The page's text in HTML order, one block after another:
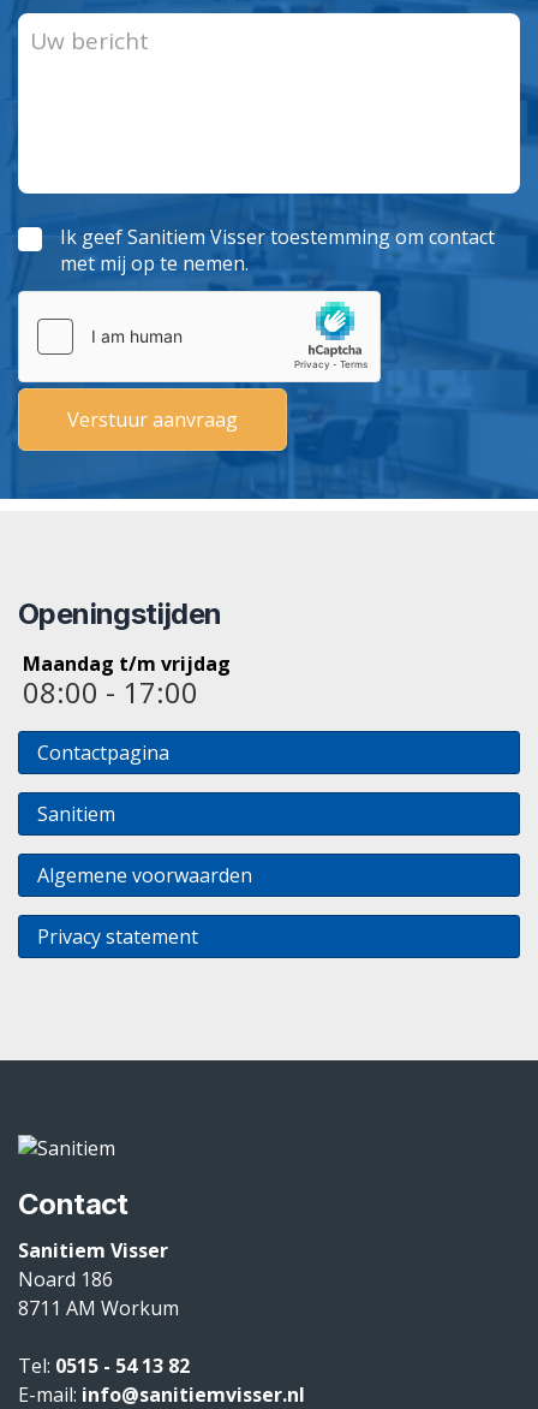
Ik geef Sanitiem Visser toestemming om contact
met mij op te nemen.
Openingstijden
Maandag t/m vrijdag
08:00 - 17:00
Contactpagina
Sanitiem
Algemene voorwaarden
Privacy statement
Contact
Sanitiem Visser
Noard 186
8711 AM Workum
Tel: 0515 - 54 13 82
E-mail: info@sanitiemvisser.nl